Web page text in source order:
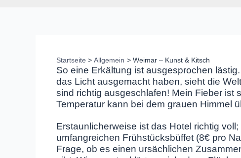
Startseite Allgemein Weimar – Kunst & Kitsch
So eine Erkältung ist ausgesprochen
das Licht ausgemacht haben, sieht die
sind richtig ausgeschlafen! Mein Fieber ist
Temperatur kann bei dem grauen Himmel
Erstaunlicherweise ist das Hotel richtig
umfangreichen Frühstücksbüffet (8€ pro
Frage, ob es einen ursächlichen